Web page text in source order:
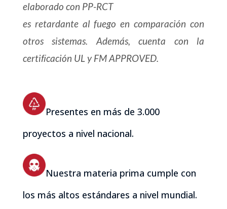
elaborado con PP-RCT
es retardante al fuego en comparación con
otros sistemas. Además, cuenta con la
certiﬁcación UL y FM APPROVED.
Presentes en más de 3.000
proyectos a nivel nacional.
Nuestra materia prima cumple con
los más altos estándares a nivel mundial.